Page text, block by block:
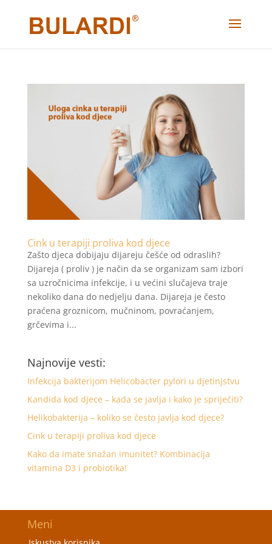
Cink u terapiji proliva kod djece
Zašto djeca dobijaju dijareju češće od odraslih?
Dijareja ( proliv ) je način da se organizam sam izbori
sa uzročnicima infekcije, i u većini slučajeva traje
nekoliko dana do nedjelju dana. Dijareja je često
praćena groznicom, mučninom, povraćanjem,
grčevima i...
Najnovije vesti:
Infekcija bakterijom Helicobacter pylori u djetinjstvu
Kandida kod djece – kada se javlja i kako je spriječiti?
Helikobakterija – koliko se često javlja kod djece?
Cink u terapiji proliva kod djece
Kako da imate snažan imunitet? Kombinacija
vitamina D3 i probiotika!
Meni